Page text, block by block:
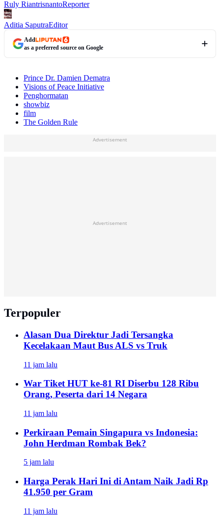
Ruly RiantrisnantoReporter
Aditia SaputraEditor
Add
as a preferred source on Google
Prince Dr. Damien Dematra
Visions of Peace Initiative
Penghormatan
showbiz
film
The Golden Rule
Advertisement
Advertisement
Terpopuler
Alasan Dua Direktur Jadi Tersangka
Kecelakaan Maut Bus ALS vs Truk
11 jam lalu
War Tiket HUT ke-81 RI Diserbu 128 Ribu
Orang, Peserta dari 14 Negara
11 jam lalu
Perkiraan Pemain Singapura vs Indonesia:
John Herdman Rombak Bek?
5 jam lalu
Harga Perak Hari Ini di Antam Naik Jadi Rp
41.950 per Gram
11 jam lalu